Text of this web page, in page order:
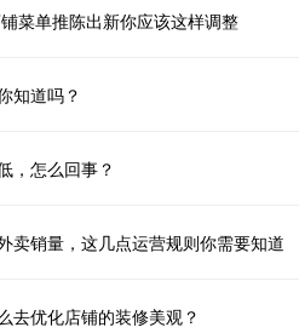
菜单推陈出新你应该这样调整
知道吗？
，怎么回事？
卖销量，这几点运营规则你需要知道
去优化店铺的装修美观？